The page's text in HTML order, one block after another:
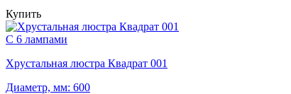
Купить
С 6 лампами
Хрустальная люстра Квадрат 001
Диаметр, мм: 600